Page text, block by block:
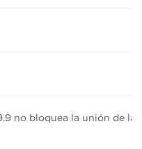
no bloquea la unión de la